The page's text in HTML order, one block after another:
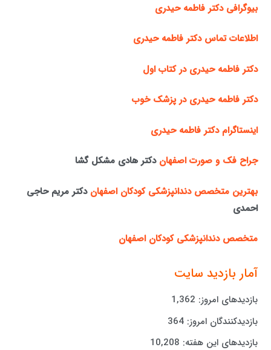
بیوگرافی دکتر فاطمه حیدری
اطلاعات تماس دکتر فاطمه حیدری
دکتر فاطمه حیدری در کتاب اول
دکتر فاطمه حیدری در پزشک خوب
اینستاگرام دکتر فاطمه حیدری
جراح فک و صورت اصفهان دکتر هادی مشکل گشا
بهترین متخصص دندانپزشکی کودکان اصفهان دکتر مریم حاجی
احمدی
متخصص دندانپزشکی کودکان اصفهان
آمار بازدید سایت
بازدیدهای امروز: 1,362
بازدیدکنندگان امروز:364
بازدیدهای این هفته: 10,208